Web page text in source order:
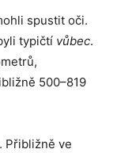
spustit oči.
typičtí vůbec.
500–819
Přibližně ve